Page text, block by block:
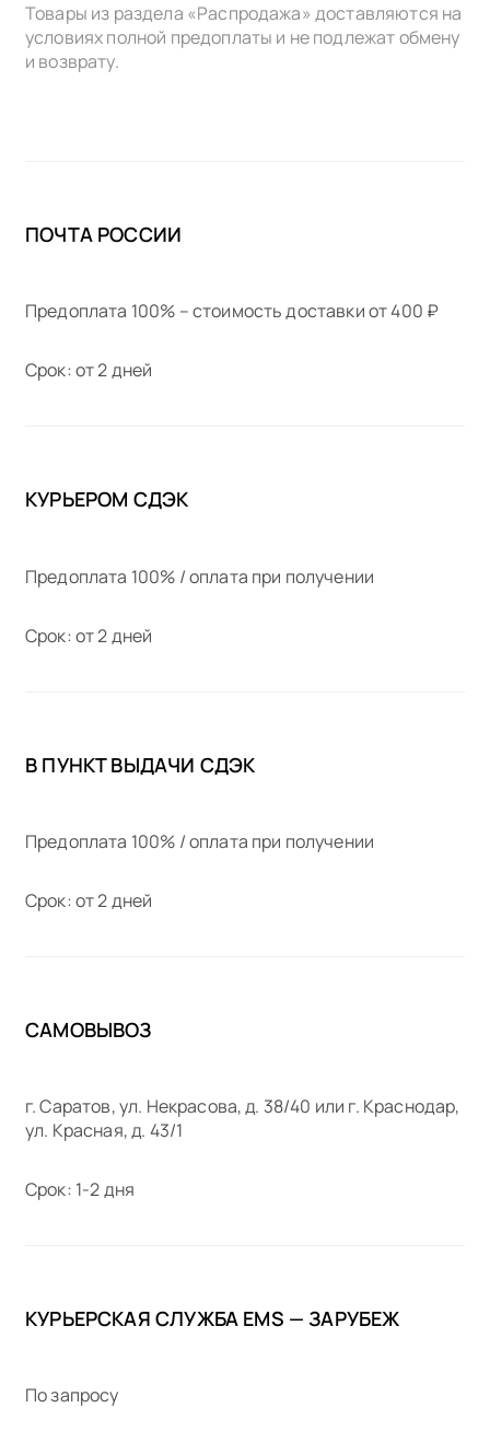
Товары из раздела «Распродажа» доставляются на
условиях полной предоплаты и не подлежат обмену
и возврату.
ПОЧТА РОССИИ
Предоплата 100% – стоимость доставки от 400 ₽
Срок: от 2 дней
КУРЬЕРОМ СДЭК
Предоплата 100% / оплата при получении
Срок: от 2 дней
В ПУНКТ ВЫДАЧИ СДЭК
Предоплата 100% / оплата при получении
Срок: от 2 дней
САМОВЫВОЗ
г. Саратов, ул. Некрасова, д. 38/40 или г. Краснодар,
ул. Красная, д. 43/1
Срок: 1-2 дня
КУРЬЕРСКАЯ СЛУЖБА EMS — ЗАРУБЕЖ
По запросу